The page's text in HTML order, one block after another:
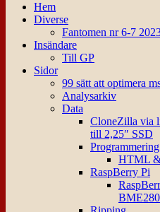
Hem
Diverse
Fantomen nr 6-7
Insändare
Till GP
Sidor
99 sätt att optimera
Analysarkiv
Data
CloneZilla via
till 2,25″ SSD
Programmering
HTML
RaspBerry Pi
BME280